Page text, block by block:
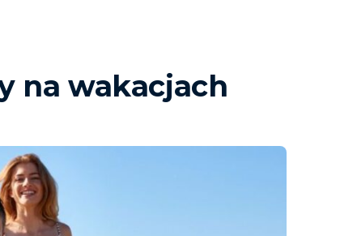
na wakacjach